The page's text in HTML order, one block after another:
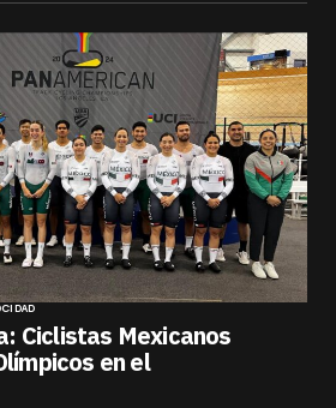
Ciclistas Mexicanos
en el